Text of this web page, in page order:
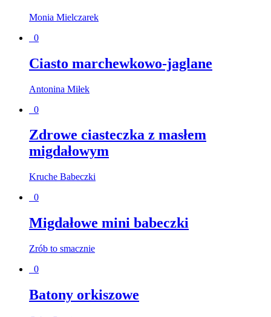
Monia Mielczarek
0
Ciasto marchewkowo-jaglane
Antonina Miłek
0
Zdrowe ciasteczka z masłem
migdałowym
Kruche Babeczki
0
Migdałowe mini babeczki
Zrób to smacznie
0
Batony orkiszowe